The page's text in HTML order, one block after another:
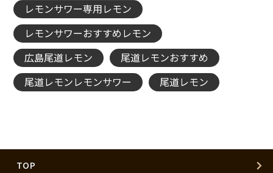
レモンサワー専用レモン
レモンサワーおすすめレモン
広島尾道レモン
尾道レモンおすすめ
尾道レモンレモンサワー
尾道レモン
TOP